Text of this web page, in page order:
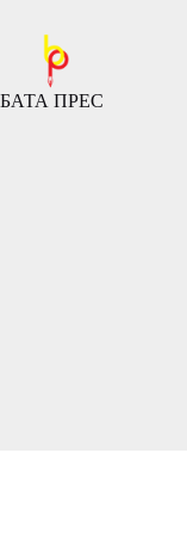
содржината
БАТА ПРЕС